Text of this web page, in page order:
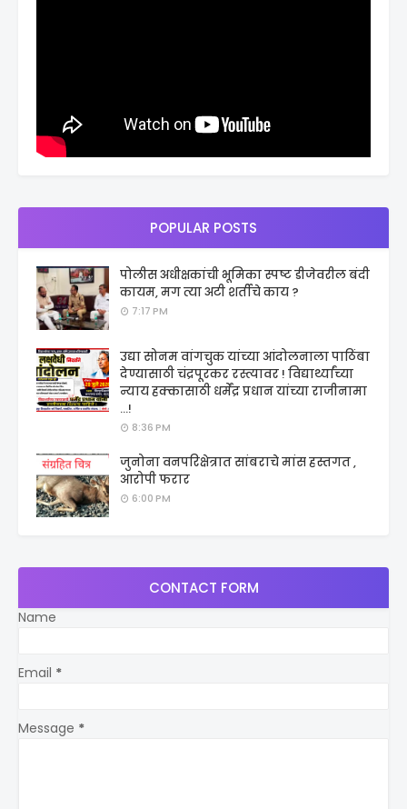
POPULAR POSTS
पोलीस अधीक्षकांची भूमिका स्पष्ट डीजेवरील बंदी
कायम, मग त्या अटी शर्तीचे काय ?
7:17 PM
उद्या सोनम वांगचुक यांच्या आंदोलनाला पाठिंबा
देण्यासाठी चंद्रपूरकर रस्त्यावर ! विद्यार्थ्यांच्या
न्याय हक्कासाठी धर्मेंद्र प्रधान यांच्या राजीनामा
...!
8:36 PM
जुनोना वनपरिक्षेत्रात सांबराचे मांस हस्तगत ,
आरोपी फरार
6:00 PM
CONTACT FORM
Name
Email *
Message *